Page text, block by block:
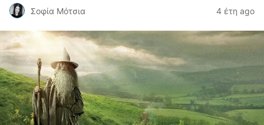
Σοφία Μότσια 4 έτη ago